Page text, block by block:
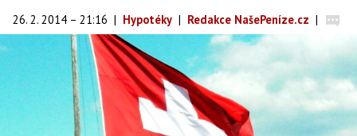
26. 2. 2014 – 21:16 | Hypotéky | Redakce NašePeníze.cz |